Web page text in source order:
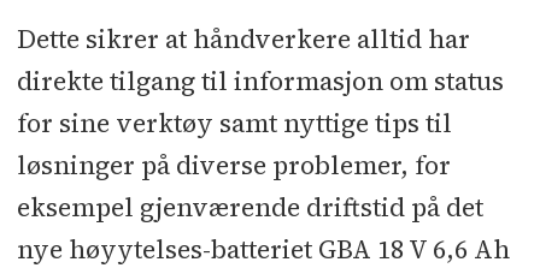
Dette sikrer at håndverkere alltid har
direkte tilgang til informasjon om status
for sine verktøy samt nyttige tips til
løsninger på diverse problemer, for
eksempel gjenværende driftstid på det
nye høyytelses-batteriet GBA 18 V 6,6 Ah